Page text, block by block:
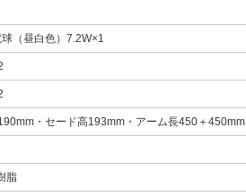
（昼白色）7.2W×1
・セード高193mm・アーム長450＋450mm
脂